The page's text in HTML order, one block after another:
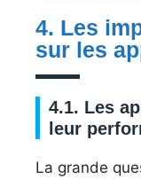
4. Les
sur les
4.1. Les
leur
La grande